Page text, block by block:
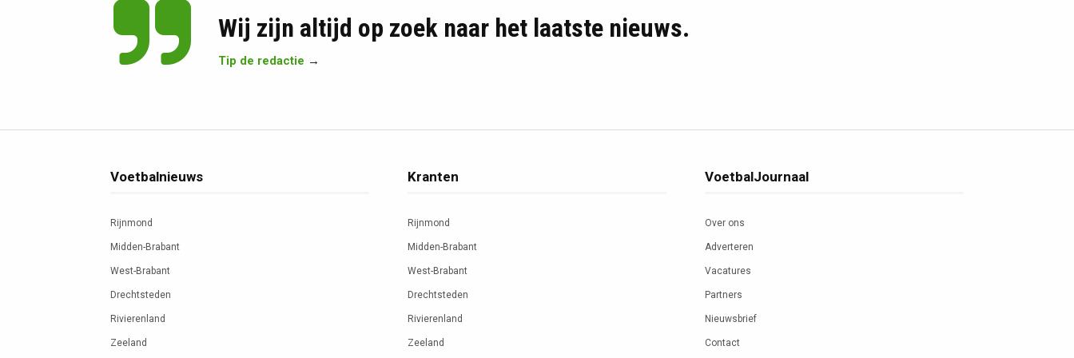
Wij zijn altijd op zoek naar het laatste nieuws.
Tip de redactie →
Voetbalnieuws
Rijnmond
Midden-Brabant
West-Brabant
Drechtsteden
Rivierenland
Zeeland
Kranten
Rijnmond
Midden-Brabant
West-Brabant
Drechtsteden
Rivierenland
Zeeland
VoetbalJournaal
Over ons
Adverteren
Vacatures
Partners
Nieuwsbrief
Contact